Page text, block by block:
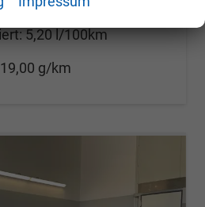
5,20 l/100km
g/km